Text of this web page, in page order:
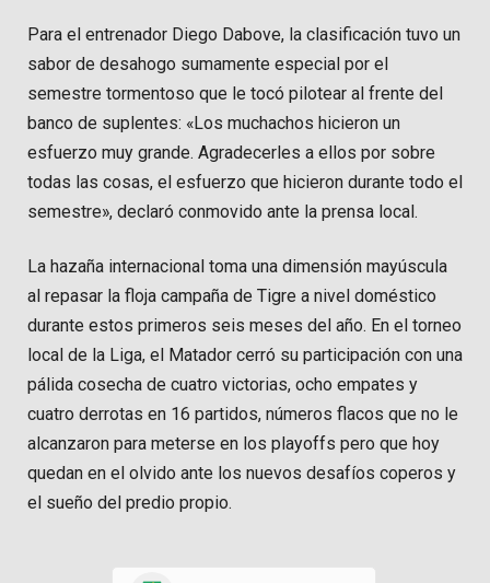
Para el entrenador Diego Dabove, la clasificación tuvo un
sabor de desahogo sumamente especial por el
semestre tormentoso que le tocó pilotear al frente del
banco de suplentes: «Los muchachos hicieron un
esfuerzo muy grande. Agradecerles a ellos por sobre
todas las cosas, el esfuerzo que hicieron durante todo el
semestre», declaró conmovido ante la prensa local.
La hazaña internacional toma una dimensión mayúscula
al repasar la floja campaña de Tigre a nivel doméstico
durante estos primeros seis meses del año. En el torneo
local de la Liga, el Matador cerró su participación con una
pálida cosecha de cuatro victorias, ocho empates y
cuatro derrotas en 16 partidos, números flacos que no le
alcanzaron para meterse en los playoffs pero que hoy
quedan en el olvido ante los nuevos desafíos coperos y
el sueño del predio propio.